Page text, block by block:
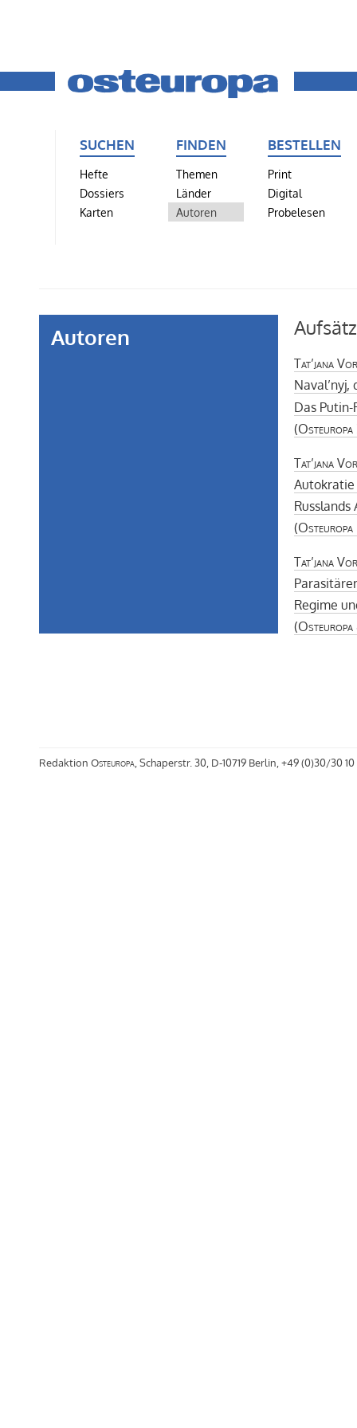
SUCHEN
Hefte
Dossiers
Karten
FINDEN
Themen
Länder
Autoren
BESTELLEN
Print
Digital
Probelesen
Autoren
Tat’jana
Das
(Osteuropa
Tat’jana
Autokratie
(Osteuropa
Tat’jana
Regime
(Osteuropa
Redaktion Osteuropa, Schaperstr. 30, D-10719 Berlin, +49 (0)30/30